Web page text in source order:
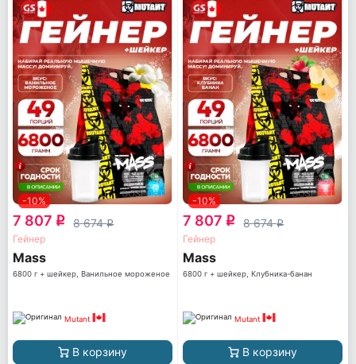
-10%
7 807 q 8 674q
Гейнер
Mass
6800 г + шейкер, Ванильное мороженое
Mutant
В корзину
-10%
7 807 q 8 674q
Гейнер
Mass
6800 г + шейкер, Клубника-банан
Mutant
В корзину